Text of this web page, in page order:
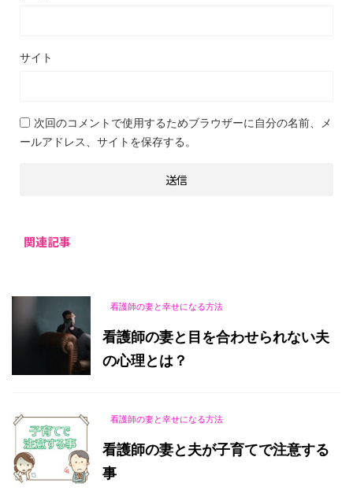
サイト
次回のコメントで使用するためブラウザーに自分の名前、メ
ールアドレス、サイトを保存する。
関連記事
看護師の妻と幸せになる方法
看護師の妻と目を合わせられない夫
の心理とは？
看護師の妻と幸せになる方法
看護師の妻と夫が子育てで注意する
事